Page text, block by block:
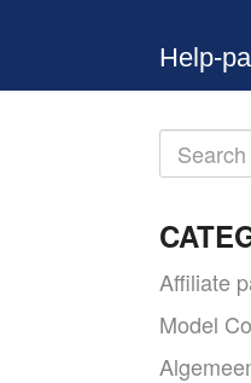
Help-
Affiliate
Model